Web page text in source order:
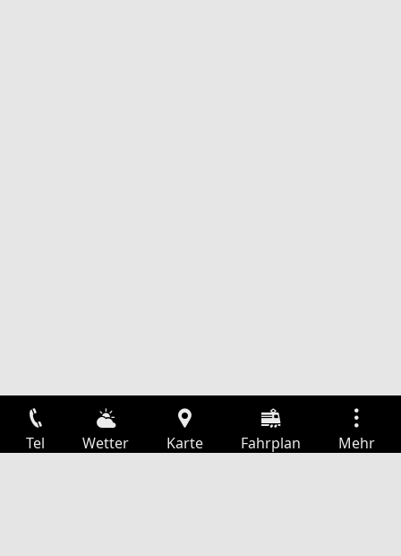
Tel Wetter Karte Fahrplan Mehr